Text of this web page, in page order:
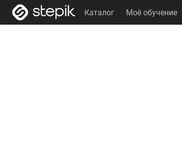
Каталог Моё обучение